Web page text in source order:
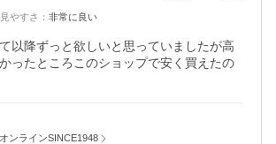
見やすさ ： 非常に良い
以降ずっと欲しいと思っていましたが高
ったところこのショップで安く買えたの
ンラインSINCE1948